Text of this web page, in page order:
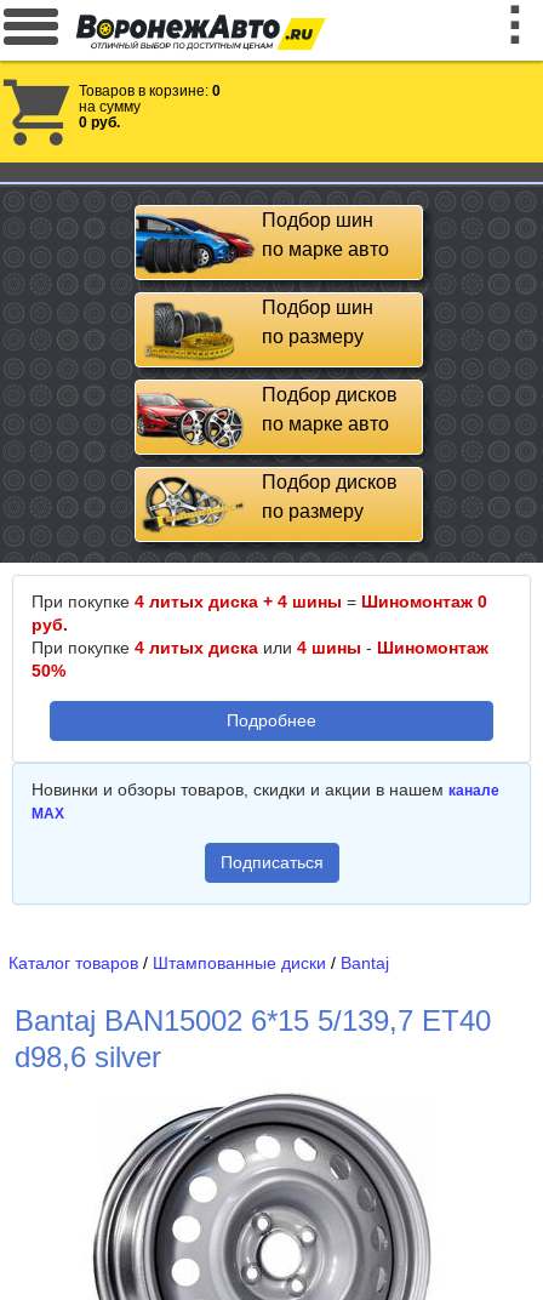
Товаров в корзине: 0
на сумму
0 руб.
Подбор шин
по марке авто
Подбор шин
по размеру
Подбор дисков
по марке авто
Подбор дисков
по размеру
При покупке 4 литых диска + 4 шины = Шиномонтаж 0
руб.
При покупке 4 литых диска или 4 шины - Шиномонтаж
50%
Подробнее
Новинки и обзоры товаров, скидки и акции в нашем канале
MAX
Подписаться
Каталог товаров / Штампованные диски / Bantaj
Bantaj BAN15002 6*15 5/139,7 ET40
d98,6 silver